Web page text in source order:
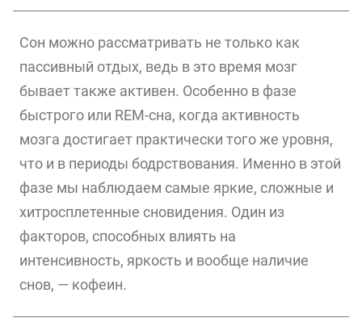
Сон можно рассматривать не только как
пассивный отдых, ведь в это время мозг
бывает также активен. Особенно в фазе
быстрого или REM-сна, когда активность
мозга достигает практически того же уровня,
что и в периоды бодрствования. Именно в этой
фазе мы наблюдаем самые яркие, сложные и
хитросплетенные сновидения. Один из
факторов, способных влиять на
интенсивность, яркость и вообще наличие
снов, — кофеин.